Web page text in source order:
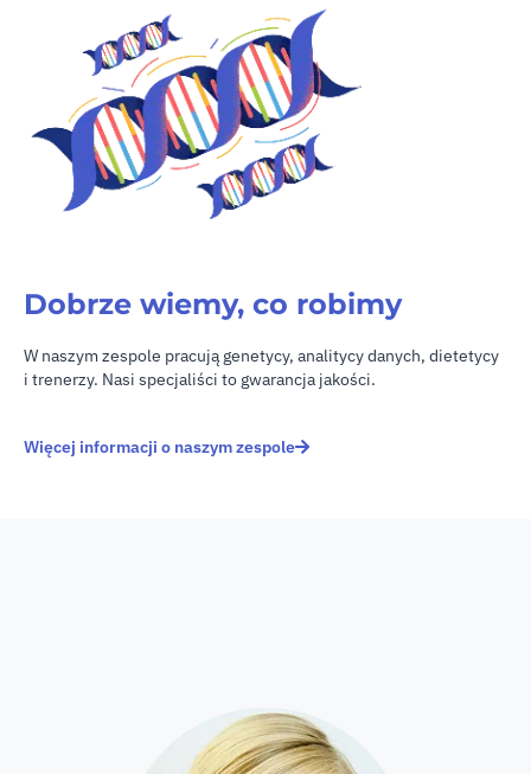
Dobrze wiemy, co robimy
W naszym zespole pracują genetycy, analitycy danych, dietetycy
i trenerzy. Nasi specjaliści to gwarancja jakości.
Więcej informacji o naszym zespole